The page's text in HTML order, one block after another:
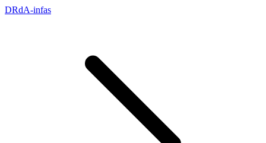
DRdA-infas